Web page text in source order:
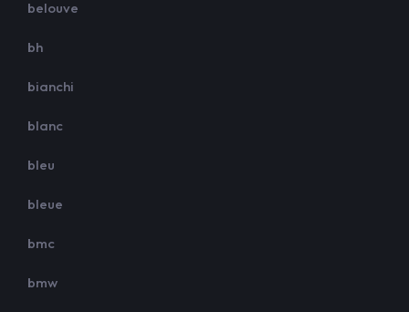
belouve
bh
bianchi
blanc
bleu
bleue
bmc
bmw